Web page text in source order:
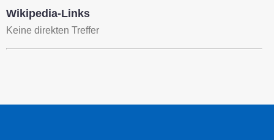
Wikipedia-Links
Keine direkten Treffer